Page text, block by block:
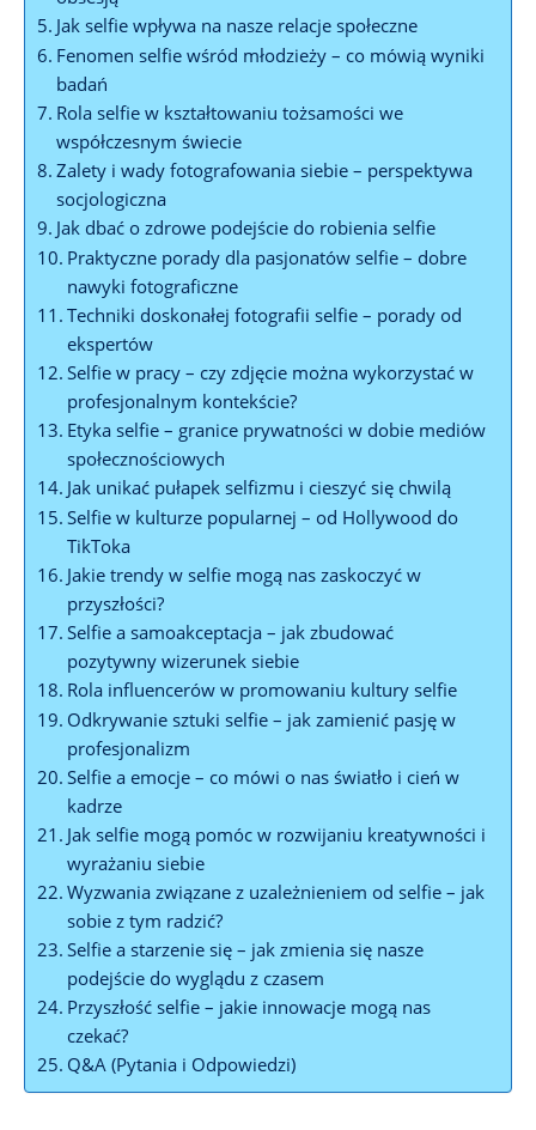
Jak selfie wpływa na nasze relacje społeczne
Fenomen selfie wśród młodzieży – co mówią wyniki
badań
Rola selfie w kształtowaniu‍ tożsamości we
współczesnym świecie
Zalety⁤ i wady fotografowania siebie ‍– ‍perspektywa
socjologiczna
Jak ​dbać o zdrowe podejście do robienia selfie
Praktyczne porady dla pasjonatów selfie ⁣– dobre
nawyki fotograficzne
Techniki doskonałej fotografii selfie – porady od
ekspertów
Selfie w pracy⁢ – czy zdjęcie można wykorzystać w
profesjonalnym kontekście?
Etyka selfie –‍ granice prywatności w dobie mediów
społecznościowych
Jak unikać pułapek selfizmu i cieszyć się chwilą
Selfie w kulturze popularnej‍ – od Hollywood do‍
TikToka
Jakie trendy w selfie mogą nas zaskoczyć w
przyszłości?
Selfie a samoakceptacja – jak zbudować
pozytywny wizerunek siebie
Rola influencerów w promowaniu kultury selfie
Odkrywanie sztuki selfie – jak‌ zamienić pasję w
profesjonalizm
Selfie‌ a emocje – co mówi o nas światło i cień w
kadrze
Jak selfie mogą ⁤pomóc w rozwijaniu ⁤kreatywności i
wyrażaniu siebie
Wyzwania ‍związane z uzależnieniem od selfie – jak⁣
sobie z tym⁤ radzić?
Selfie​ a starzenie się ​– jak zmienia się nasze
podejście do wyglądu z czasem
Przyszłość selfie – jakie innowacje mogą⁣ nas
czekać?
Q&A (Pytania i Odpowiedzi)